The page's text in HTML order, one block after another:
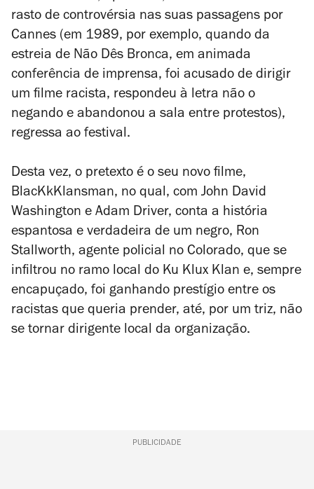
rasto de controvérsia nas suas passagens por
Cannes (em 1989, por exemplo, quando da
estreia de Não Dês Bronca, em animada
conferência de imprensa, foi acusado de dirigir
um filme racista, respondeu à letra não o
negando e abandonou a sala entre protestos),
regressa ao festival.
Desta vez, o pretexto é o seu novo filme,
BlacKkKlansman, no qual, com John David
Washington e Adam Driver, conta a história
espantosa e verdadeira de um negro, Ron
Stallworth, agente policial no Colorado, que se
infiltrou no ramo local do Ku Klux Klan e, sempre
encapuçado, foi ganhando prestígio entre os
racistas que queria prender, até, por um triz, não
se tornar dirigente local da organização.
PUBLICIDADE